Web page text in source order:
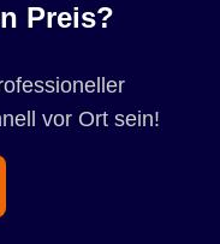
Preis?
vor Ort sein!